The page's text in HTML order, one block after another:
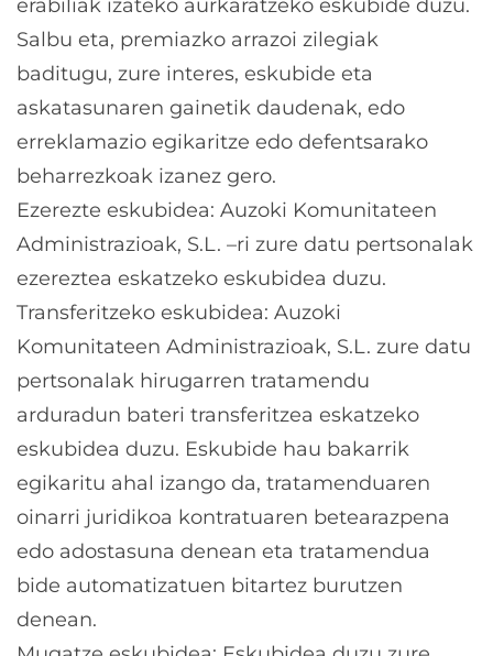
erabiliak izateko aurkaratzeko eskubide duzu.
Salbu eta, premiazko arrazoi zilegiak
baditugu, zure interes, eskubide eta
askatasunaren gainetik daudenak, edo
erreklamazio egikaritze edo defentsarako
beharrezkoak izanez gero.
Ezerezte eskubidea: Auzoki Komunitateen
Administrazioak, S.L. –ri zure datu pertsonalak
ezereztea eskatzeko eskubidea duzu.
Transferitzeko eskubidea: Auzoki
Komunitateen Administrazioak, S.L. zure datu
pertsonalak hirugarren tratamendu
arduradun bateri transferitzea eskatzeko
eskubidea duzu. Eskubide hau bakarrik
egikaritu ahal izango da, tratamenduaren
oinarri juridikoa kontratuaren betearazpena
edo adostasuna denean eta tratamendua
bide automatizatuen bitartez burutzen
denean.